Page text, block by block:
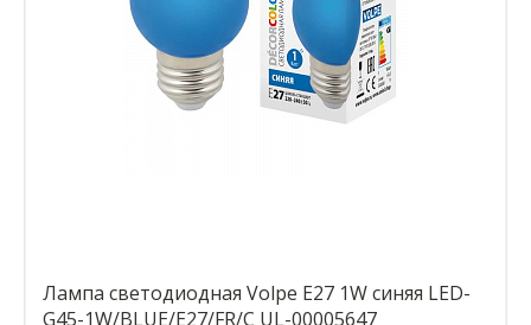
Лампа светодиодная Volpe E27 1W синяя LED-
G45-1W/BLUE/E27/FR/С UL-00005647